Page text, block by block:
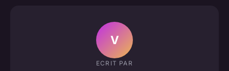
V
ECRIT PAR